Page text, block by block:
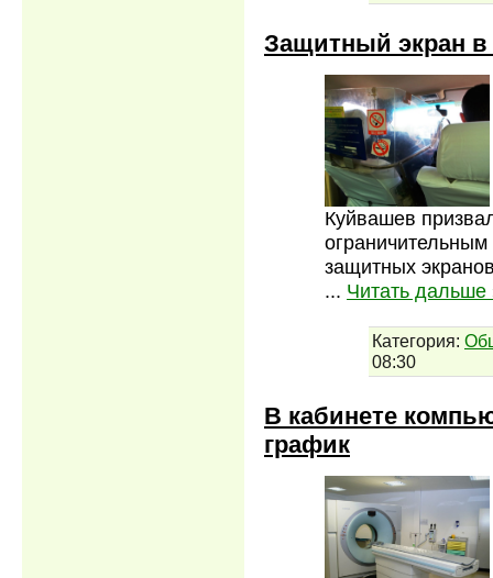
Защитный экран в
Куйвашев
защитных
... Читать дальше
Категория:
08:30
В кабинете
график